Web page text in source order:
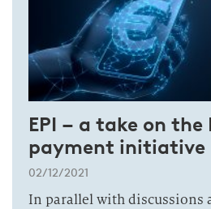
EPI – a take on the
payment initiative
02/12/2021
In parallel with discussions